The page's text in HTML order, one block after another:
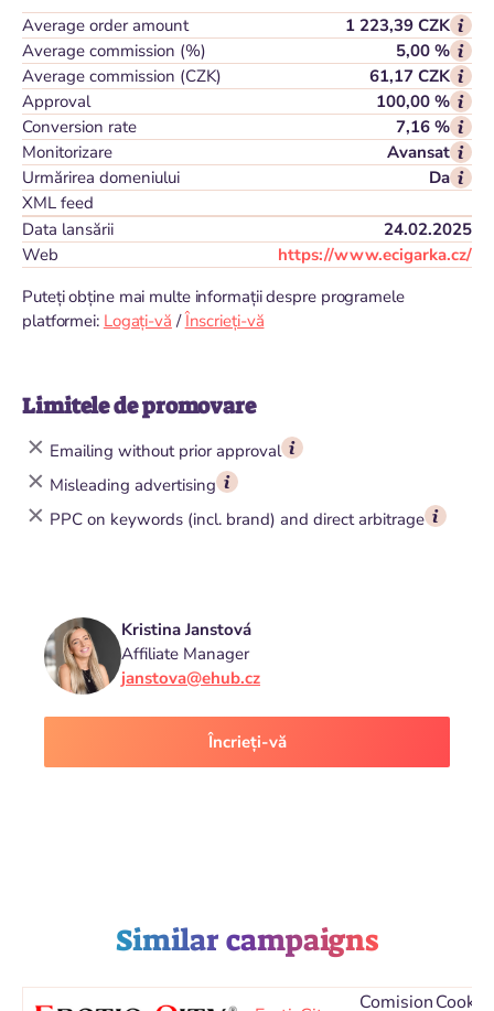
Average order amount
1 223,39 CZK
Average commission (%)
5,00 %
Average commission (CZK)
61,17 CZK
Approval
100,00 %
Conversion rate
7,16 %
Monitorizare
Avansat
Urmărirea domeniului
Da
XML feed
Data lansării
24.02.2025
Web
https://www.ecigarka.cz/
Puteți obține mai multe informații despre programele
platformei: Logați-vă /Înscrieți-vă
Limitele de promovare
Emailing without prior approval
Misleading advertising
PPC on keywords (incl. brand) and direct arbitrage
Kristina Janstová
Affiliate Manager
janstova@ehub.cz
Încrieți-vă
Similar campaigns
ComisionCookie